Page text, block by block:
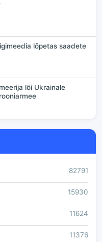
lõpetas saadete
lõi Ukrainale
82791
15930
11624
11376